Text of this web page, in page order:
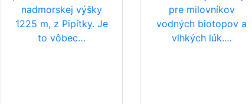
nadmorskej výšky
1225 m, z Pipítky. Je
to vôbec…
pre milovníkov
vodných biotopov a
vlhkých lúk.…